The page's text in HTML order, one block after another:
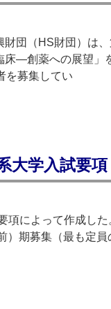
団（HS財団）は
床―創薬への展望」
を募集してい
大学入試要
項によって作成し
）期募集（最も